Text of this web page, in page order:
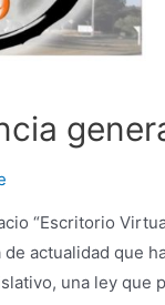
“Escritorio
actualidad que
una ley que